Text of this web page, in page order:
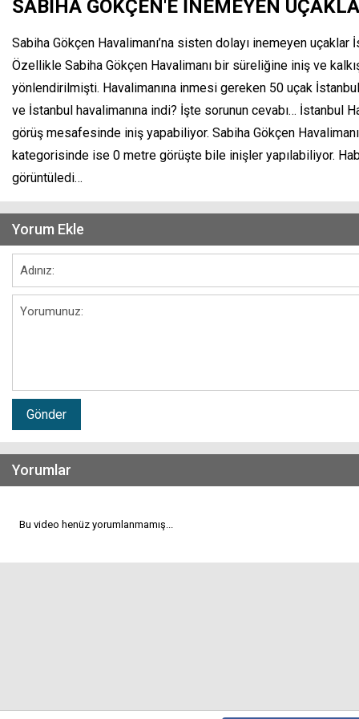
SABİHA GÖKÇEN'E İNEMEYEN
Sabiha Gökçen Havalimanı’na sisten dolayı inemeyen
Özellikle Sabiha Gökçen Havalimanı bir süreliğine iniş ve
yönlendirilmişti. Havalimanına inmesi gereken 50 uçak
ve İstanbul havalimanına indi? İşte sorunun cevabı… İstanbul
görüş mesafesinde iniş yapabiliyor. Sabiha Gökçen
kategorisinde ise 0 metre görüşte bile inişler yapılabiliyor.
görüntüledi…
Yorum Ekle
Gönder
Yorumlar
Bu video henüz yorumlanmamış...